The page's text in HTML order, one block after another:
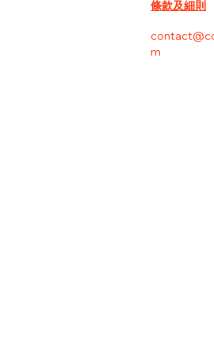
條款及細則
m